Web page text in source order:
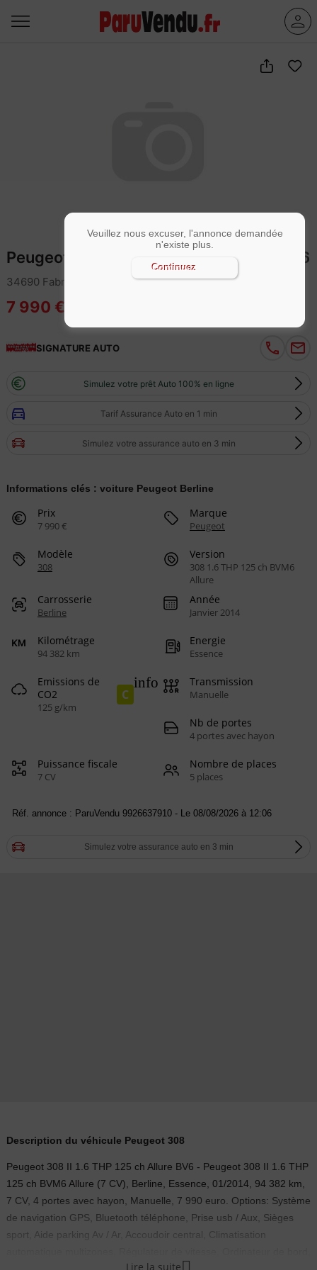
Peugeot 308 II 1.6 THP 125 ch Allure BV6
34690 Fabrègues
7 990 €
SIGNATURE AUTO
Simulez votre prêt Auto 100% en ligne
Tarif Assurance Auto en 1 min
Simulez votre assurance auto en 3 min
Informations clés : voiture Peugeot Berline
Prix
7 990 €
Marque
Peugeot
Modèle
308
Version
308 1.6 THP 125 ch BVM6
Allure
Carrosserie
Berline
Année
Janvier 2014
Kilométrage
94 382 km
Energie
Essence
Emissions de
CO2
125 g/km
C
info Transmission
Manuelle
Nb de portes
4 portes avec hayon
Puissance fiscale
7 CV
Nombre de places
5 places
Réf. annonce : ParuVendu 9926637910 - Le 08/08/2026 à 12:06
Simulez votre assurance auto en 3 min
Description du véhicule Peugeot 308
Peugeot 308 II 1.6 THP 125 ch Allure BV6 - Peugeot 308 II 1.6 THP
125 ch BVM6 Allure (7 CV), Berline, Essence, 01/2014, 94 382 km,
7 CV, 4 portes avec hayon, Manuelle, 7 990 euro. Options: Système
de navigation GPS, Bluetooth téléphone, Prise usb / Aux, Sièges
sport, Aide parking Av / Ar, Accoudoir central, Climatisation
Lire la suite
Veuillez nous excuser, l'annonce demandée
n'existe plus.
Continuez